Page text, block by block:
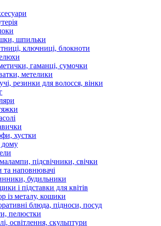
шпильки
ключниці, блокноти
гаманці, сумочки
метелики
резинки для волосся, вінки
хустки
дому
підсвічники, свічки
та наповнювачі
будильники
і підставки для квітів
із металу, кошики
блюда, підноси, посуд
пелюстки
освітлення, скульптури